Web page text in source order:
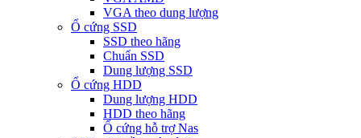
VGA theo dung lượng
Ổ cứng SSD
SSD theo hãng
Chuẩn SSD
Dung lượng SSD
Ổ cứng HDD
Dung lượng HDD
HDD theo hãng
Ổ cứng hỗ trợ Nas